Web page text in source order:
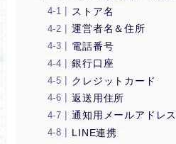
ストア名
運営者名＆住所
電話番号
銀行口座
クレジットカード
返送用住所
通知用メールアドレス
LINE連携